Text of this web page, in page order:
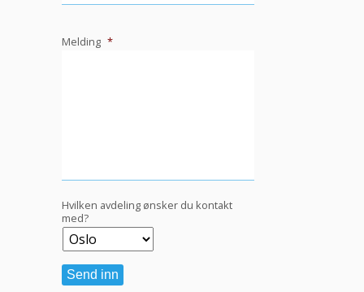
Melding *
Hvilken avdeling ønsker du kontakt
med?